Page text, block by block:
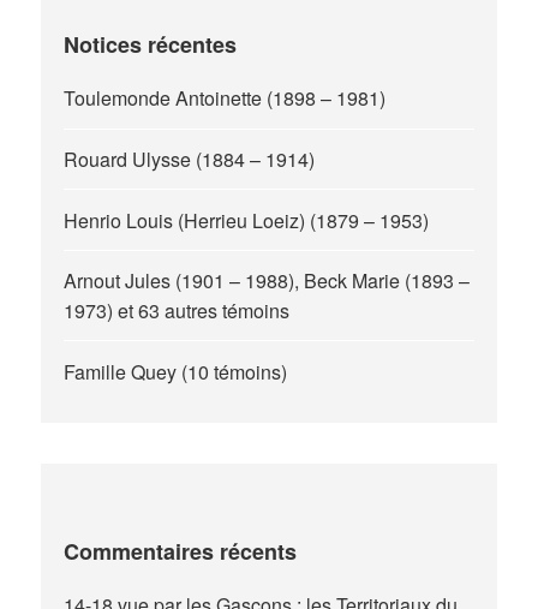
Notices récentes
Toulemonde Antoinette (1898 – 1981)
Rouard Ulysse (1884 – 1914)
Henrio Louis (Herrieu Loeiz) (1879 – 1953)
Arnout Jules (1901 – 1988), Beck Marie (1893 –
1973) et 63 autres témoins
Famille Quey (10 témoins)
Commentaires récents